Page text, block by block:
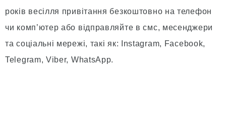
років весілля привітання безкоштовно на телефон
чи комп’ютер або відправляйте в смс, месенджери
та соціальні мережі, такі як: Instagram, Facebook,
Telegram, Viber, WhatsApp.